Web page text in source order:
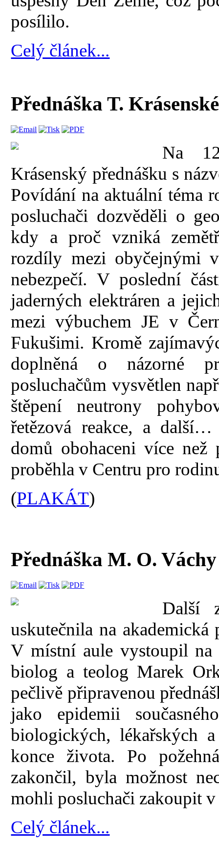
posílilo.
Celý článek...
Přednáška T.
Na
Krásenský přednášku s
Povídání na aktuální téma
posluchači dozvěděli o
kdy a proč vzniká
rozdíly mezi obyčejnými
nebezpečí. V poslední
jaderných elektráren a
mezi výbuchem JE v
Fukušimi. Kromě
doplněná o názorné
posluchačům vysvětlen
štěpení neutrony
řetězová reakce, a další…
domů obohaceni více než
proběhla v Centru pro
(PLAKÁT)
Přednáška M. O. Váchy
Další
uskutečnila na
V místní aule vystoupil
biolog a teolog Marek
pečlivě připravenou
jako epidemii
biologických, lékařských
konce života. Po
zakončil, byla možnost
mohli posluchači zakoupit
Celý článek...